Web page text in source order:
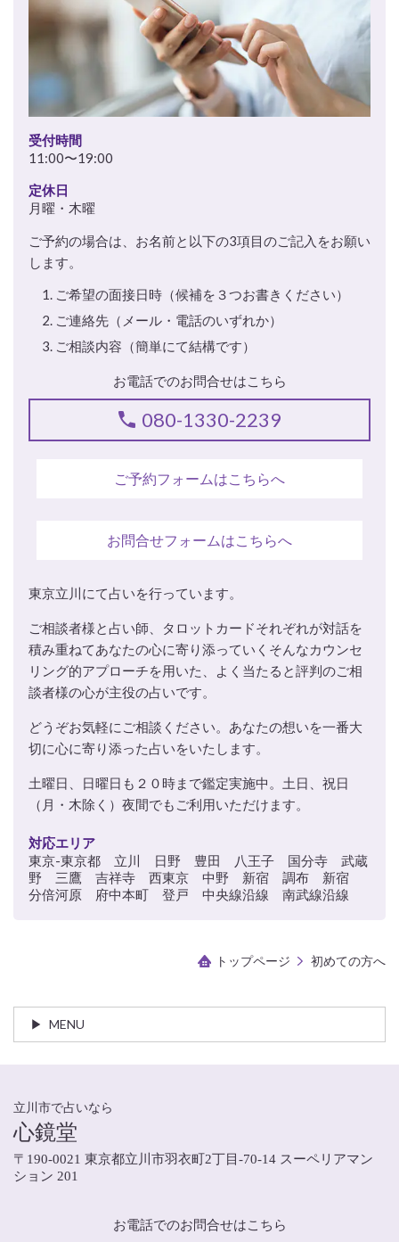
受付時間
11:00〜19:00
定休日
月曜・木曜
ご予約の場合は、お名前と以下の3項目のご記入をお願い
します。
ご希望の面接日時（候補を３つお書きください）
ご連絡先（メール・電話のいずれか）
ご相談内容（簡単にて結構です）
お電話でのお問合せはこちら
080-1330-2239
ご予約フォームはこちらへ
お問合せフォームはこちらへ
東京立川にて占いを行っています。
ご相談者様と占い師、タロットカードそれぞれが対話を
積み重ねてあなたの心に寄り添っていくそんなカウンセ
リング的アプローチを用いた、よく当たると評判のご相
談者様の心が主役の占いです。
どうぞお気軽にご相談ください。あなたの想いを一番大
切に心に寄り添った占いをいたします。
土曜日、日曜日も２０時まで鑑定実施中。土日、祝日
（月・木除く）夜間でもご利用いただけます。
対応エリア
東京-東京都 立川 日野 豊田 八王子 国分寺 武蔵
野 三鷹 吉祥寺 西東京 中野 新宿 調布 新宿
分倍河原 府中本町 登戸 中央線沿線 南武線沿線
トップページ 初めての方へ
MENU
立川市で占いなら
心鏡堂
〒190-0021 東京都立川市羽衣町2丁目-70-14 スーペリアマン
ション 201
お電話でのお問合せはこちら